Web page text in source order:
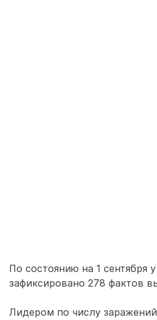
По состоянию на 1 сентября
зафиксировано 278 фактов
Лидером по числу заражений